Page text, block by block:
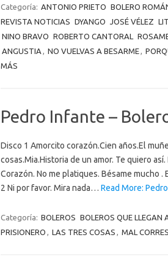
Categoría: ANTONIO PRIETO BOLERO
REVISTA NOTICIAS DYANGO JOSÉ VÉLEZ
NINO BRAVO ROBERTO CANTORAL
ANGUSTIA , NO VUELVAS A BESARME,
MÁS
Pedro Infante –
Disco 1 Amorcito corazón.Cien años.El
cosas.Mia.Historia de un amor. Te quiero
Corazón. No me platiques. Bésame mucho .
2 Ni por favor. Mira nada… Read More:
Categoría: BOLEROS BOLEROS QUE LLEGAN
PRISIONERO , LAS TRES COSAS , MAL